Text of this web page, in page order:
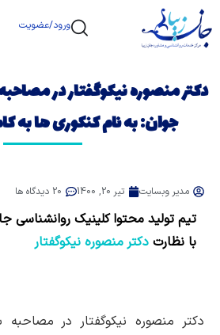
ورود/عضویت
دکتر منصوره نیکوگفتار در
جوان: به نام کنکوری ها به
مدیر وبسایت تیر 20, 1400 20 دیدگاه ها
تیم تولید محتوا کلینیک روانشناسی
با نظارت دکتر منصوره نیکوگفتار